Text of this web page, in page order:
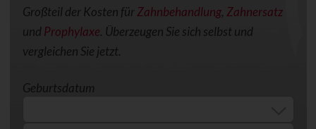
Großteil der Kosten fürZahnbehandlung, Zahnersatz
und Prophylaxe. Überzeugen Sie sich selbst und
vergleichen Sie jetzt.
Geburtsdatum